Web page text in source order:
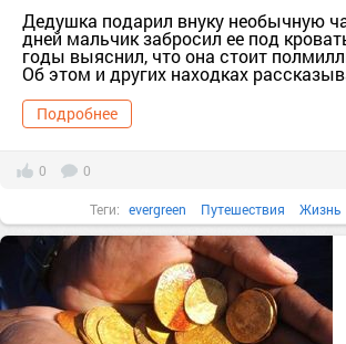
Дедушка подарил внуку необычную
дней мальчик забросил ее под
годы выяснил, что она стоит
Об этом и других находках
Подробнее
0 0
Теги: evergreen Путешествия Жизнь